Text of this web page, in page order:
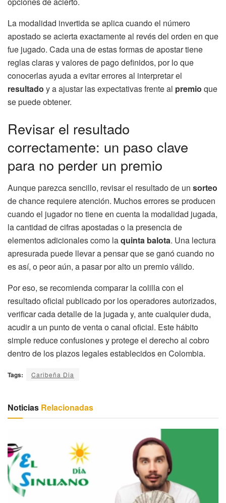
La modalidad invertida se aplica cuando el número
apostado se acierta exactamente al revés del orden en que
fue jugado. Cada una de estas formas de apostar tiene
reglas claras y valores de pago definidos, por lo que
conocerlas ayuda a evitar errores al interpretar el
resultado y a ajustar las expectativas frente al premio que
se puede obtener.
Revisar el resultado
correctamente: un paso clave
para no perder un premio
Aunque parezca sencillo, revisar el resultado de un sorteo
de chance requiere atención. Muchos errores se producen
cuando el jugador no tiene en cuenta la modalidad jugada,
la cantidad de cifras apostadas o la presencia de
elementos adicionales como laquinta balota. Una lectura
apresurada puede llevar a pensar que se ganó cuando no
es así, o peor aún, a pasar por alto un premio válido.
Por eso, se recomienda comparar la colilla con el
resultado oficial publicado por los operadores autorizados,
verificar cada detalle de la jugada y, ante cualquier duda,
acudir a un punto de venta o canal oficial. Este hábito
simple reduce confusiones y protege el derecho al cobro
dentro de los plazos legales establecidos en Colombia.
Tags: Caribeña Dia
Noticias Relacionadas